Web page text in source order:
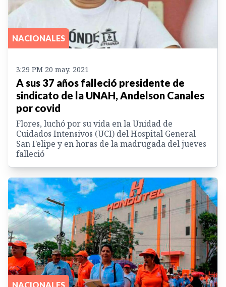
NACIONALES
3:29 PM 20 may. 2021
A sus 37 años falleció presidente de
sindicato de la UNAH, Andelson Canales
por covid
Flores, luchó por su vida en la Unidad de
Cuidados Intensivos (UCI) del Hospital General
San Felipe y en horas de la madrugada del jueves
falleció
NACIONALES